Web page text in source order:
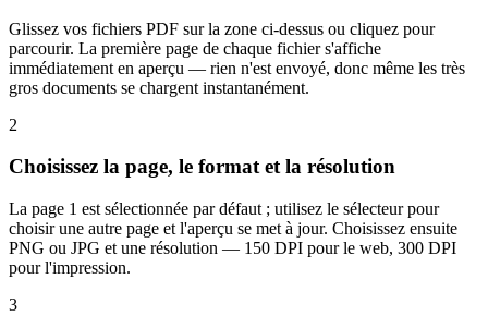
Glissez vos fichiers PDF sur la zone ci-dessus ou cliquez pour
parcourir. La première page de chaque fichier s'affiche
immédiatement en aperçu — rien n'est envoyé, donc même les très
gros documents se chargent instantanément.
2
Choisissez la page, le format et la résolution
La page 1 est sélectionnée par défaut ; utilisez le sélecteur pour
choisir une autre page et l'aperçu se met à jour. Choisissez ensuite
PNG ou JPG et une résolution — 150 DPI pour le web, 300 DPI
pour l'impression.
3